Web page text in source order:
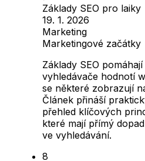
Základy SEO pro laiky
19. 1. 2026
Marketing
Marketingové začátky
Základy SEO
vyhledávače hodnotí
se některé zobrazují
Článek přináší
přehled klíčových
které mají přímý
ve vyhledávání.